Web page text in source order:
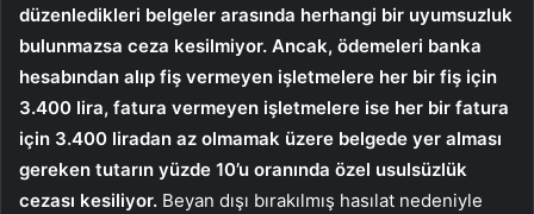
düzenledikleri belgeler arasında herhangi bir uyumsuzluk
bulunmazsa ceza kesilmiyor. Ancak, ödemeleri banka
hesabından alıp fiş vermeyen işletmelere her bir fiş için
3.400 lira, fatura vermeyen işletmelere ise her bir fatura
için 3.400 liradan az olmamak üzere belgede yer alması
gereken tutarın yüzde 10’u oranında özel usulsüzlük
cezası kesiliyor. Beyan dışı bırakılmış hasılat nedeniyle